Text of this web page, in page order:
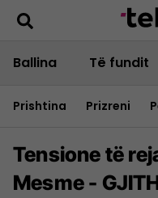
Ballina Të fundit
Prishtina Prizreni
Tensione të
Mesme -